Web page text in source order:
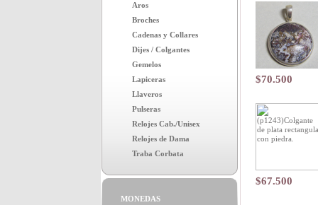
Aros
Broches
Cadenas y Collares
Dijes / Colgantes
Gemelos
Lapiceras
Llaveros
Pulseras
Relojes Cab./Unisex
Relojes de Dama
Traba Corbata
MONEDAS
$70.500
$67.500